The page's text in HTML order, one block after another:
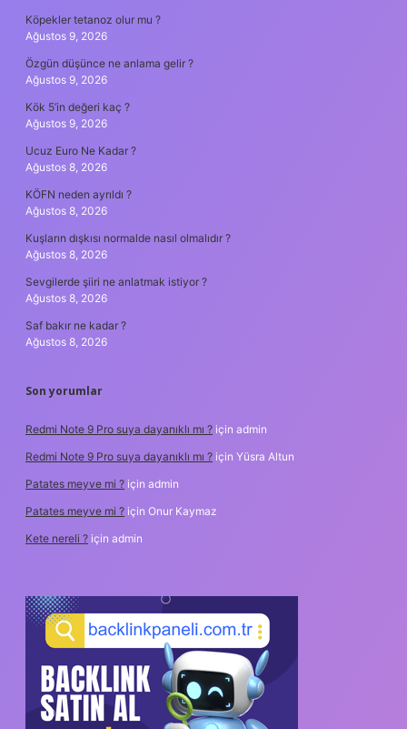
Köpekler tetanoz olur mu ?
Ağustos 9, 2026
Özgün düşünce ne anlama gelir ?
Ağustos 9, 2026
Kök 5’in değeri kaç ?
Ağustos 9, 2026
Ucuz Euro Ne Kadar ?
Ağustos 8, 2026
KÖFN neden ayrıldı ?
Ağustos 8, 2026
Kuşların dışkısı normalde nasıl olmalıdır ?
Ağustos 8, 2026
Sevgilerde şiiri ne anlatmak istiyor ?
Ağustos 8, 2026
Saf bakır ne kadar ?
Ağustos 8, 2026
Son yorumlar
Redmi Note 9 Pro suya dayanıklı mı ? için admin
Redmi Note 9 Pro suya dayanıklı mı ? için Yüsra Altun
Patates meyve mi ? için admin
Patates meyve mi ? için Onur Kaymaz
Kete nereli ? için admin